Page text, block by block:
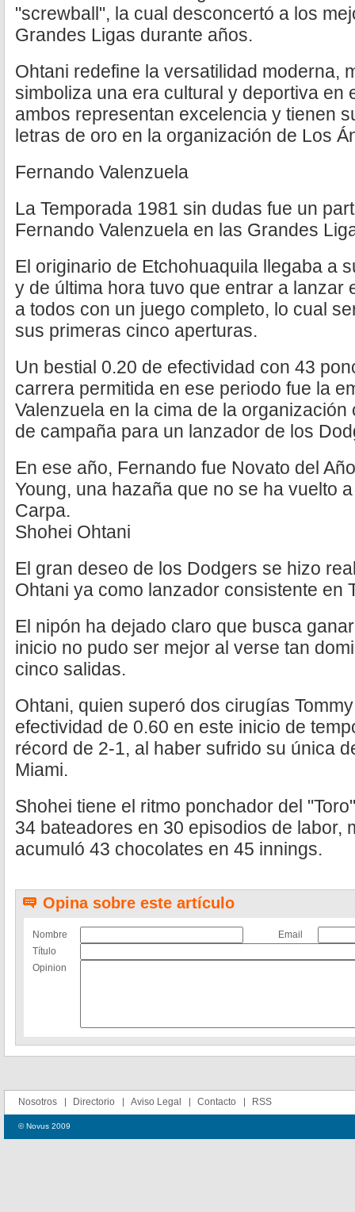
"screwball", la cual desconcertó a los
Grandes Ligas durante años.
Ohtani redefine la versatilidad moderna,
simboliza una era cultural y deportiva en
ambos representan excelencia y tienen
letras de oro en la organización de Los
Fernando Valenzuela
La Temporada 1981 sin dudas fue un
Fernando Valenzuela en las Grandes
El originario de Etchohuaquila llegaba a
y de última hora tuvo que entrar a lanzar
a todos con un juego completo, lo cual
sus primeras cinco aperturas.
Un bestial 0.20 de efectividad con 43
carrera permitida en ese periodo fue la
Valenzuela en la cima de la
de campaña para un lanzador de los
En ese año, Fernando fue Novato del
Young, una hazaña que no se ha vuelto
Carpa.
Shohei Ohtani
El gran deseo de los Dodgers se hizo
Ohtani ya como lanzador consistente en
El nipón ha dejado claro que busca
inicio no pudo ser mejor al verse tan
cinco salidas.
Ohtani, quien superó dos cirugías
efectividad de 0.60 en este inicio de
récord de 2-1, al haber sufrido su única
Miami.
Shohei tiene el ritmo ponchador del
34 bateadores en 30 episodios de labor,
acumuló 43 chocolates en 45 innings.
Opina sobre este artículo
Nombre
Email
Título
Opinion
Nosotros Directorio Aviso Legal Contacto RSS
© Novus 2009